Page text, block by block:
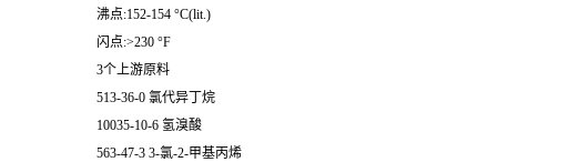
沸点:152-154 °C(lit.)
闪点:>230 °F
3个上游原料
513-36-0 氯代异丁烷
10035-10-6 氢溴酸
563-47-3 3-氯-2-甲基丙烯